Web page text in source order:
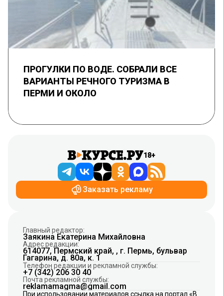
ПРОГУЛКИ ПО ВОДЕ. СОБРАЛИ ВСЕ
ВАРИАНТЫ РЕЧНОГО ТУРИЗМА В
ПЕРМИ И ОКОЛО
18+
Заказать рекламу
Главный редактор:
Заякина Екатерина Михайловна
Адрес редакции:
614077, Пермский край, , г. Пермь, бульвар
Гагарина, д. 80а, к. 1
Телефон редакции и рекламной службы:
+7 (342) 206 30 40
Почта рекламной службы:
reklamamagma@gmail.com
При использовании материалов ссылка на портал «В